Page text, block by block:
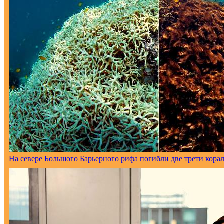
На севере Большого Барьерного рифа погибли две трети